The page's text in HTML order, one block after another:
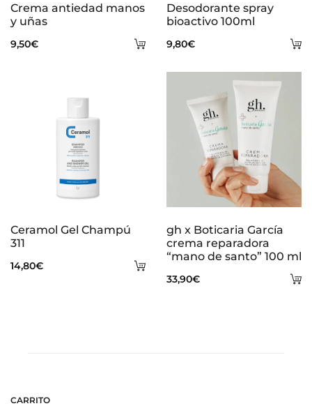
Añadir
Crema antiedad manos
y uñas
9,50€
Desodorante spray
bioactivo 100ml
9,80€
Añadir
Ceramol Gel Champú
311
14,80€
gh x Boticaria García
crema reparadora
“mano de santo” 100 ml
33,90€
CARRITO